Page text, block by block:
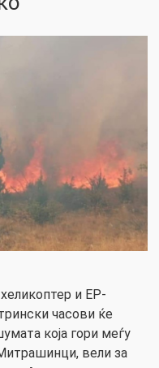
и ЕР-
часови ќе
која гори меѓу
вели за